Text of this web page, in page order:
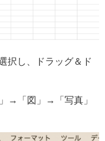
択し、ドラッグ＆ド
→「図」→「写真」